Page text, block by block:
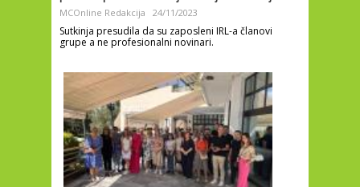
MCOnline Redakcija 24/11/2023
Sutkinja presudila da su zaposleni IRL-a članovi
grupe a ne profesionalni novinari.